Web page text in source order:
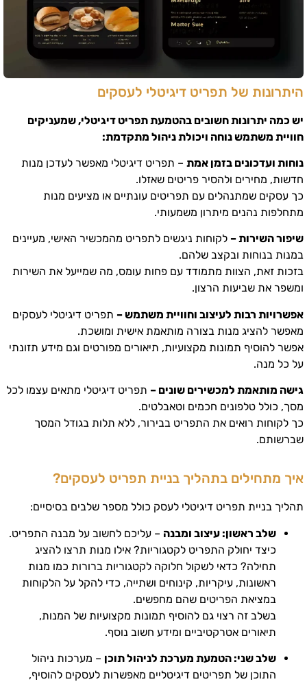
היתרונות של תפריט דיגיטלי לעסקים
יש כמה יתרונות חשובים בהטמעת תפריט דיגיטלי, שמעניקים
חוויית משתמש נוחה ויכולת ניהול מתקדמת:
נוחות ועדכונים בזמן אמת – תפריט דיגיטלי מאפשר לעדכן מנות
חדשות, מחירים ולהסיר פריטים שאזלו.
כך עסקים שמתנהלים עם תפריטים עונתיים או מציעים מנות
מתחלפות נהנים מיתרון משמעותי.
שיפור השירות – לקוחות ניגשים לתפריט מהמכשיר האישי, מעיינים
במנות בנוחות ובקצב שלהם.
בזכות זאת, הצוות מתמודד עם פחות עומס, מה שמייעל את השירות
ומשפר את שביעות הרצון.
אפשרויות רבות לעיצוב וחוויית משתמש – תפריט דיגיטלי לעסקים
מאפשר להציג מנות בצורה מותאמת אישית ומושכת.
אפשר להוסיף תמונות מקצועיות, תיאורים מפורטים וגם מידע תזונתי
על כל מנה.
גישה מותאמת למכשירים שונים – תפריט דיגיטלי מתאים עצמו לכל
מסך, כולל טלפונים חכמים וטאבלטים.
כך לקוחות רואים את התפריט בבירור, ללא תלות בגודל המסך
שברשותם.
איך מתחילים בתהליך בניית תפריט לעסקים?
תהליך בניית תפריט דיגיטלי לעסק כולל מספר שלבים בסיסיים:
שלב ראשון: עיצוב ומבנה – עליכם לחשוב על מבנה התפריט.
כיצד יחולק התפריט לקטגוריות? אילו מנות תרצו להציג
תחילה? כדאי לשקול חלוקה לקטגוריות ברורות כמו מנות
ראשונות, עיקריות, קינוחים ושתייה, כדי להקל על הלקוחות
במציאת הפריטים שהם מחפשים.
בשלב זה רצוי גם להוסיף תמונות מקצועיות של המנות,
תיאורים אטרקטיביים ומידע חשוב נוסף.
שלב שני: הטמעת מערכת לניהול תוכן – מערכות ניהול
התוכן של תפריטים דיגיטליים מאפשרות לעסקים להוסיף,